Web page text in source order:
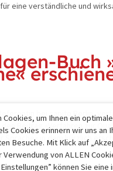
eine verständliche und
Buch
bei capito Berlin,
den Beitrag »Verfahren zur
Sprache« in dem kürzlich
Cookies, um Ihnen ein
Cookies erinnern wir uns an
Besuche. Mit Klick auf
Verwendung von ALLEN
können Sie eine